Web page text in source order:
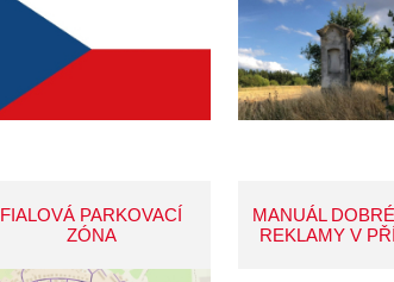
FIALOVÁ PARKOVACÍ
ZÓNA
MANUÁL
REKLAMY V